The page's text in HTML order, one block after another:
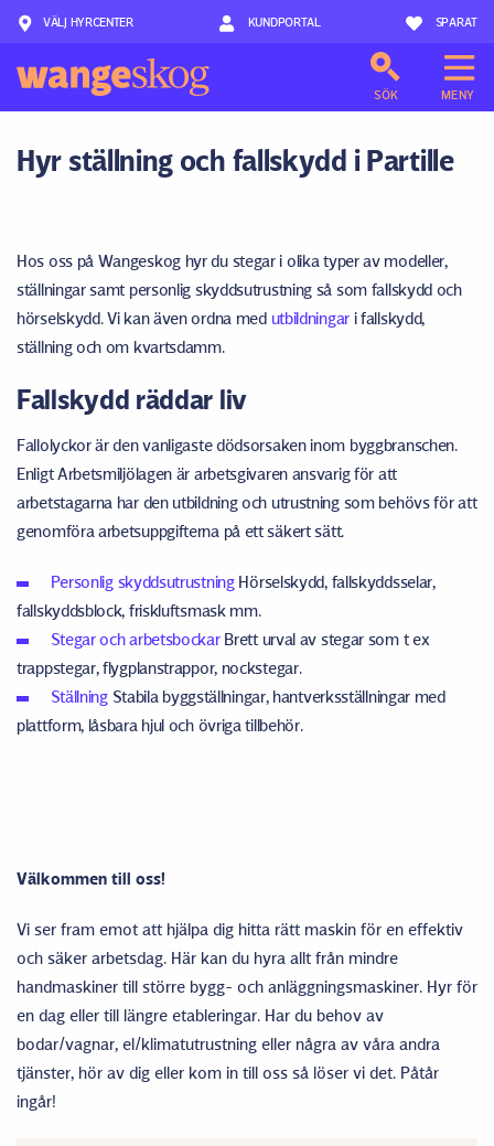
Hoppa till innehåll
VÄLJ HYRCENTER KUNDPORTAL SPARAT
SÖK MENY
Hyr ställning och fallskydd i Partille
Hos oss på Wangeskog hyr du stegar i olika typer av modeller,
ställningar samt personlig skyddsutrustning så som fallskydd och
hörselskydd. Vi kan även ordna med utbildningari fallskydd,
ställning och om kvartsdamm.
Fallskydd räddar liv
Fallolyckor är den vanligaste dödsorsaken inom byggbranschen.
Enligt Arbetsmiljölagen är arbetsgivaren ansvarig för att
arbetstagarna har den utbildning och utrustning som behövs för att
genomföra arbetsuppgifterna på ett säkert sätt.
Personlig skyddsutrustningHörselskydd, fallskyddsselar,
fallskyddsblock, friskluftsmask mm.
Stegar och arbetsbockarBrett urval av stegar som t ex
trappstegar, flygplanstrappor, nockstegar.
StällningStabila byggställningar, hantverksställningar med
plattform, låsbara hjul och övriga tillbehör.
Välkommen till oss!
Vi ser fram emot att hjälpa dig hitta rätt maskin för en effektiv
och säker arbetsdag. Här kan du hyra allt från mindre
handmaskiner till större bygg- och anläggningsmaskiner. Hyr för
en dag eller till längre etableringar. Har du behov av
bodar/vagnar, el/klimatutrustning eller några av våra andra
tjänster, hör av dig eller kom in till oss så löser vi det. Påtår
ingår!